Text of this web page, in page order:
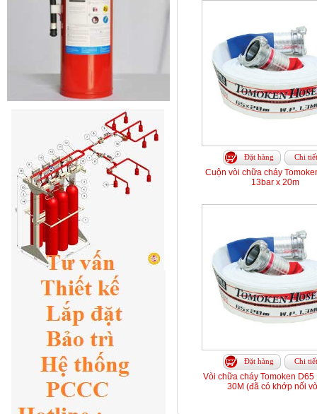
Đặt hàng Chi tiết
Cuộn vòi chữa cháy
13bar x 20m
Đặt hàng Chi tiết
Vòi chữa cháy Tomoken D65
30M (đã có khớp nối